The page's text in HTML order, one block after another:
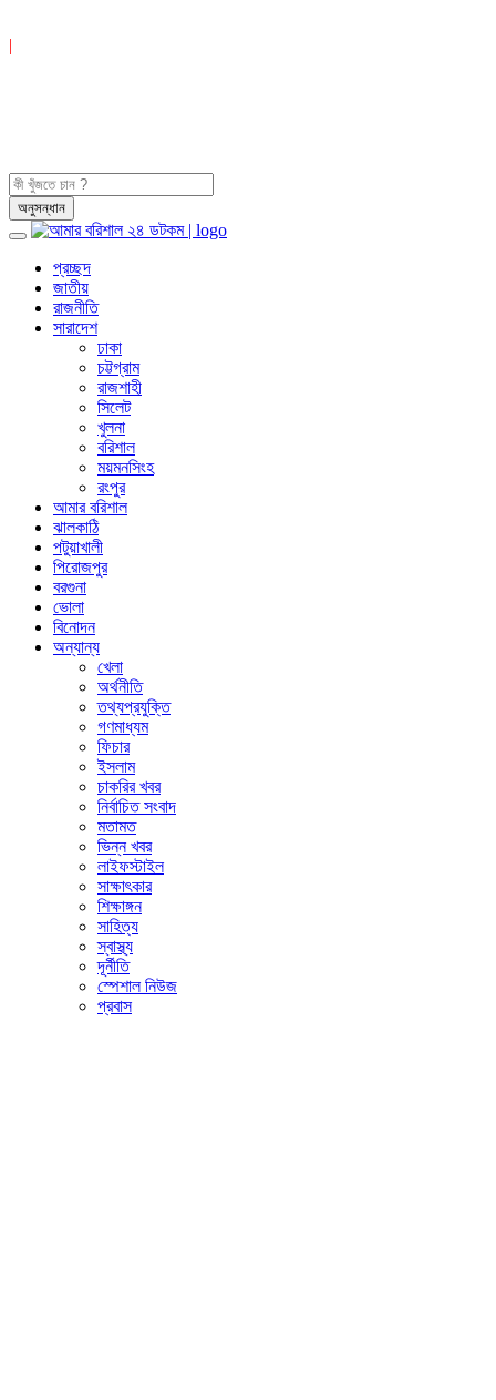
|
প্রচ্ছদ
জাতীয়
রাজনীতি
সারাদেশ
ঢাকা
চট্টগ্রাম
রাজশাহী
সিলেট
খুলনা
বরিশাল
ময়মনসিংহ
রংপুর
আমার বরিশাল
ঝালকাঠি
পটুয়াখালী
পিরোজপুর
বরগুনা
ভোলা
বিনোদন
অন্যান্য
খেলা
অর্থনীতি
তথ্যপ্রযুক্তি
গণমাধ্যম
ফিচার
ইসলাম
চাকরির খবর
নির্বাচিত সংবাদ
মতামত
ভিন্ন খবর
লাইফস্টাইল
সাক্ষাৎকার
শিক্ষাঙ্গন
সাহিত্য
স্বাস্থ্য
দূর্নীতি
স্পেশাল নিউজ
প্রবাস